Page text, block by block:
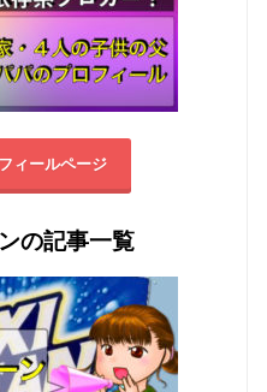
ィールページ
の記事一覧